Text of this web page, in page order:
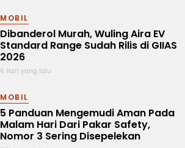
MOBIL
Dibanderol Murah, Wuling Aira EV
Standard Range Sudah Rilis di GIIAS
2026
6 Hari yang lalu
MOBIL
5 Panduan Mengemudi Aman Pada
Malam Hari Dari Pakar Safety,
Nomor 3 Sering Disepelekan